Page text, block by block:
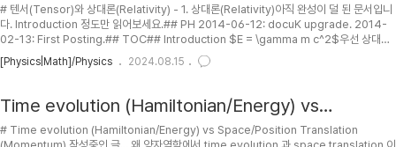
(Relativity)
# 텐서(Tensor)와 상대론(Relativity) - 1. 상대론(Relativity)아직 완성이 덜 된 문서입니
다. Introduction 정도만 읽어보세요.## PH 2014-06-12: docuK upgrade. 2014-
02-13: First Posting.## TOC## Introduction $E = \gamma m c^2$우선 상대론
을 이론적으로 배우기 위해서는 tensor란 무엇인지 명확히 알고 진행해야 한다. 복잡하게
수식 들어간 것은 싫고 적당히 상대론이 어떤 이론인지만 알고 싶다고 하더라도 '텐서
도움이 될 듯 하다. 다시 중복해서 설명을 하긴 하겠지만, 어느정도는 이전 ..
[Physics|Math]/Physics 2024.08.15
Time evolution (Hamiltonian/Energy) vs
Space/Position Translation (Momentum)
# Time evolution (Hamiltonian/Energy) vs Space/Position Translation